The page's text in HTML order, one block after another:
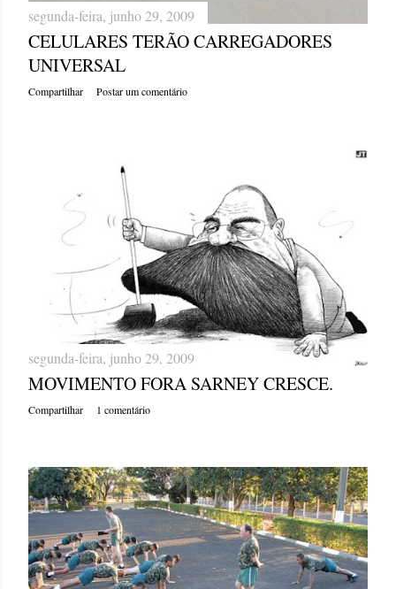
segunda-feira, junho 29, 2009
CELULARES TERÃO CARREGADORES
UNIVERSAL
Compartilhar Postar um comentário
segunda-feira, junho 29, 2009
MOVIMENTO FORA SARNEY CRESCE.
Compartilhar 1 comentário